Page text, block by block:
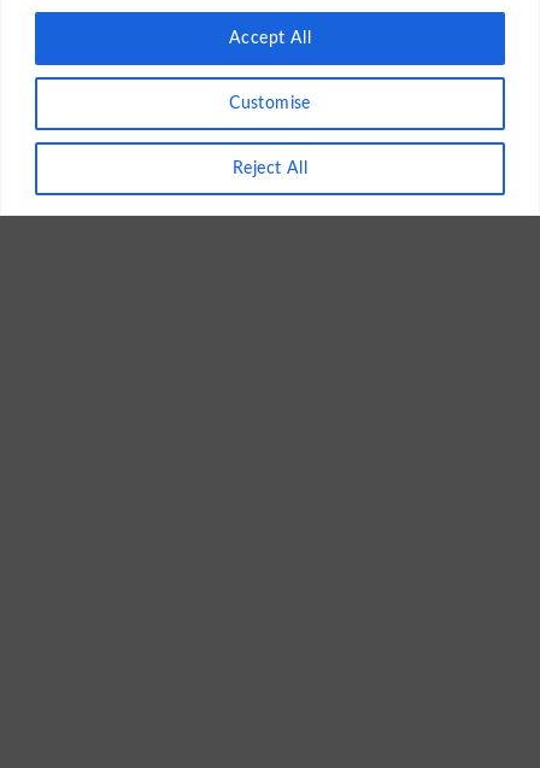
Customise
Reject All
Accept All
Gnomy, Smoki, Gargulce
Dwór
Nowości Postacie z baśni
i ludzkie Promocja!!! Trolle, Krasnoludy i Orkowie